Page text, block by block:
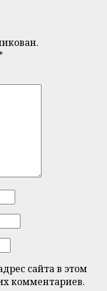
сайта в этом
комментариев.